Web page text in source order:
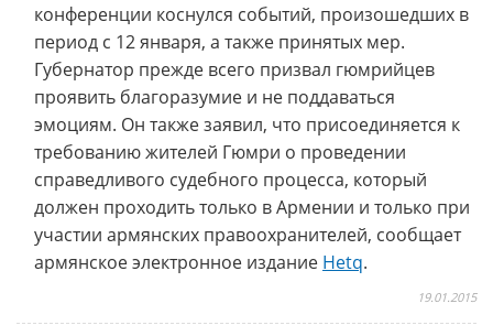
конференции коснулся событий, произошедших в
период с 12 января, а также принятых мер.
Губернатор прежде всего призвал гюмрийцев
проявить благоразумие и не поддаваться
эмоциям. Он также заявил, что присоединяется к
требованию жителей Гюмри о проведении
справедливого судебного процесса, который
должен проходить только в Армении и только при
участии армянских правоохранителей, сообщает
армянское электронное издание Hetq.
19.01.2015